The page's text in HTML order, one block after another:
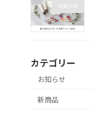
お知らせ
カテゴリー
お知らせ
新商品